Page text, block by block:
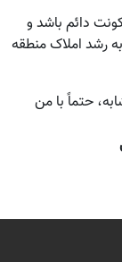
دائم باشد و
رشد املاک منطقه
حتماً با من